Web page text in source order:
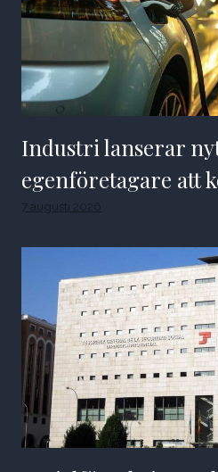
Industri lanserar
egenföretagare att
7 augusti 2026